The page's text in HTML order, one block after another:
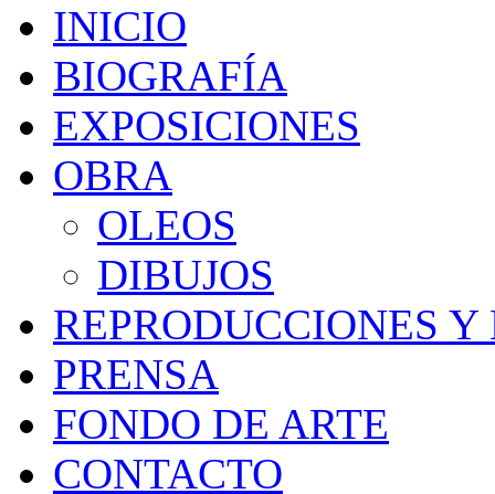
INICIO
BIOGRAFÍA
EXPOSICIONES
OBRA
OLEOS
DIBUJOS
REPRODUCCIONES Y
PRENSA
FONDO DE ARTE
CONTACTO